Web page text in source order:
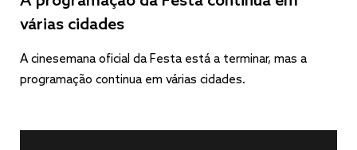
várias cidades
A cinesemana oficial da Festa está a terminar, mas a
programação continua em várias cidades.